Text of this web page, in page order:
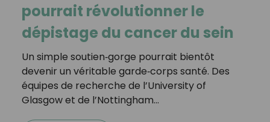
pourrait révolutionner le
dépistage du cancer du sein
Un simple soutien‐gorge pourrait bientôt
devenir un véritable garde‐corps santé. Des
équipes de recherche de l’University of
Glasgow et de l’Nottingham…